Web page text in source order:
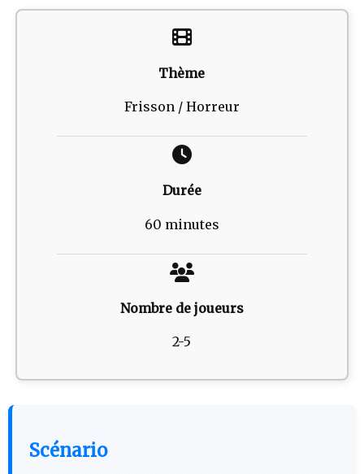
Thème
Frisson / Horreur
Durée
60 minutes
Nombre de joueurs
2-5
Scénario